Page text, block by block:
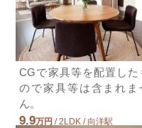
広島
7.8万
広島
3DK /
広島
7.0
CGで家具等を配置した
ので家具等は含まれま
ん。
9.9万円 / 2LDK / 向洋駅